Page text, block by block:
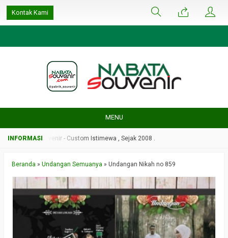
google-site-
verification=ulGFAYaRwT3xFs4fCyDEYtZPCSlyYvbOPvhRRObUW-A
Kontak Kami
MENU
Nabata Souvenir - Custom Istimewa , Sejak 2008 .
Beranda » Undangan Semuanya » Undangan Nikah no 859